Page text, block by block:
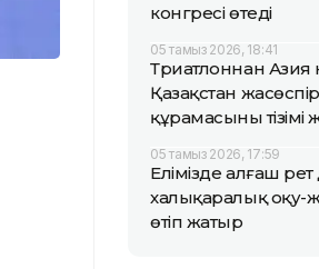
конгресі өтеді
05 тамыз 2026, 18:41
Триатлоннан Азия
Қазақстан
құрамасының
05 тамыз 2026, 17:59
Елімізде алғаш
халықаралық оқу-
өтіп жатыр